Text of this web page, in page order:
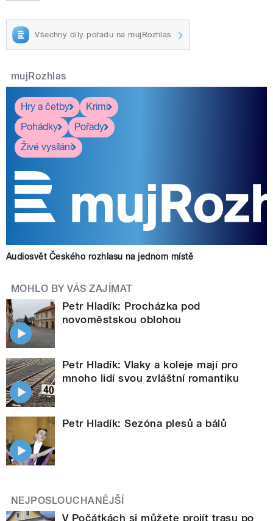
Všechny díly pořadu na mujRozhlas
mujRozhlas
Hry a četby
Krimi
Pohádky
Pořady
Živé vysílání
Audiosvět Českého rozhlasu na jednom místě
MOHLO BY VÁS ZAJÍMAT
Petr Hladík: Procházka pod
novoměstskou oblohou
Petr Hladík: Vlaky a koleje mají pro
mnoho lidí svou zvláštní romantiku
Petr Hladík: Sezóna plesů a bálů
NEJPOSLOUCHANĚJŠÍ
V Počátkách si můžete projít trasu po